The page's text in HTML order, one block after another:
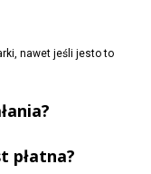
nawet jeśli jesto to
płatna?